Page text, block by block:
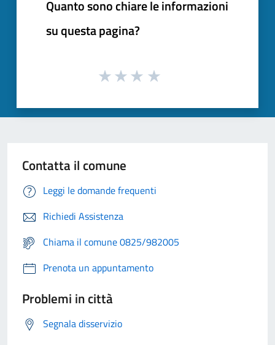
Quanto sono chiare le informazioni
su questa pagina?
Contatta il comune
Leggi le domande frequenti
Richiedi Assistenza
Chiama il comune 0825/982005
Prenota un appuntamento
Problemi in città
Segnala disservizio